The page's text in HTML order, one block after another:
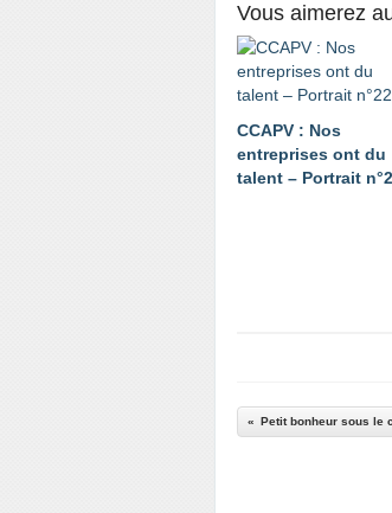
Vous aimerez
CCAPV : Nos
entreprises ont du
talent – Portrait
Petit bonheur sous le